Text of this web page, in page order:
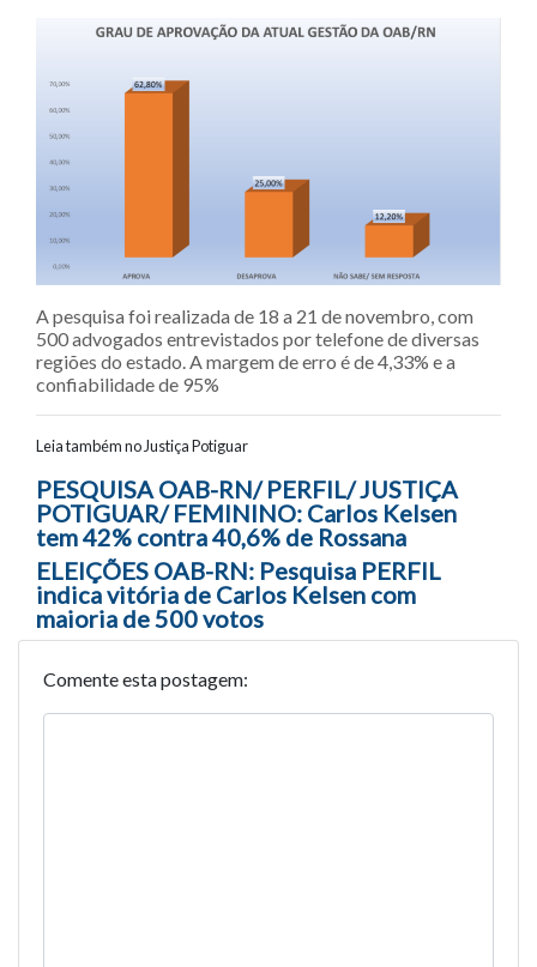
A pesquisa foi realizada de 18 a 21 de novembro, com
500 advogados entrevistados por telefone de diversas
regiões do estado. A margem de erro é de 4,33% e a
confiabilidade de 95%
Leia também no Justiça Potiguar
Navegação entre posts
PESQUISA OAB-RN/ PERFIL/ JUSTIÇA
POTIGUAR/ FEMININO: Carlos Kelsen
tem 42% contra 40,6% de Rossana
ELEIÇÕES OAB-RN: Pesquisa PERFIL
indica vitória de Carlos Kelsen com
maioria de 500 votos
Comente esta postagem: